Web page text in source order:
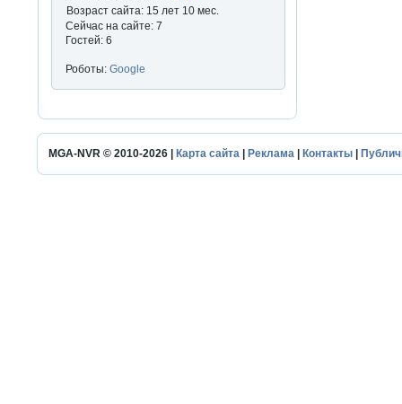
Возраст сайта: 15 лет 10 мес.
Сейчас на сайте: 7
Гостей: 6
Роботы:Google
MGA-NVR © 2010-2026 | Карта сайта Реклама Контакты